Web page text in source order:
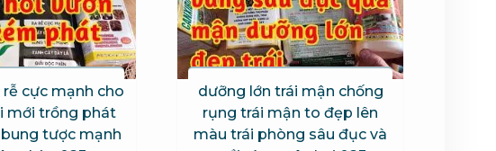
rễ cực mạnh cho
mới trồng phát
tược mạnh
dưỡng lớn trái mận chống
rụng trái mận to đẹp lên
màu trái phòng sâu đục và